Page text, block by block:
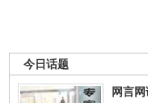
今日话题
网言